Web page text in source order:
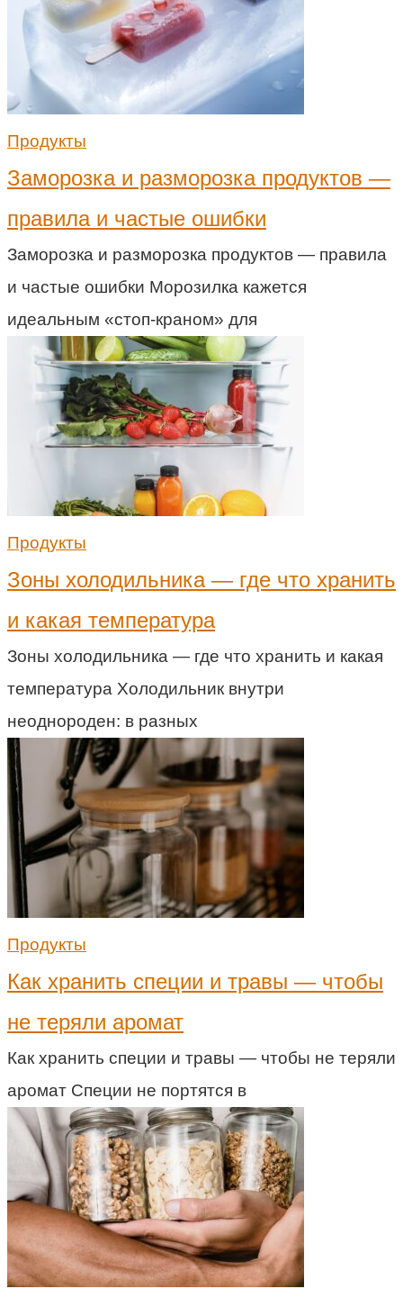
Продукты
Заморозка и разморозка продуктов —
правила и частые ошибки
Заморозка и разморозка продуктов — правила
и частые ошибки Морозилка кажется
идеальным «стоп-краном» для
Продукты
Зоны холодильника — где что хранить
и какая температура
Зоны холодильника — где что хранить и какая
температура Холодильник внутри
неоднороден: в разных
Продукты
Как хранить специи и травы — чтобы
не теряли аромат
Как хранить специи и травы — чтобы не теряли
аромат Специи не портятся в